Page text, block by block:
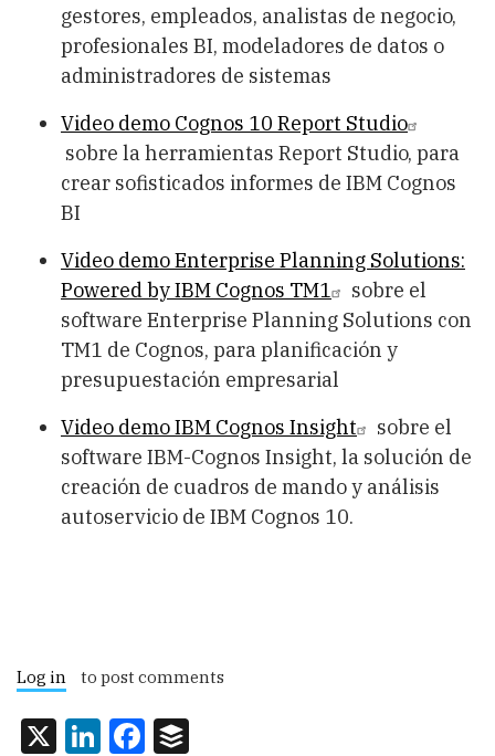
gestores, empleados, analistas de negocio,
profesionales BI, modeladores de datos o
administradores de sistemas
Video demo Cognos 10 Report Studio
sobre la herramientas Report Studio, para
crear sofisticados informes de IBM Cognos
BI
Video demo Enterprise Planning Solutions:
Powered by IBM Cognos TM1
sobre el
software Enterprise Planning Solutions con
TM1 de Cognos, para planificación y
presupuestación empresarial
Video demo IBM Cognos Insight
sobre el
software IBM-Cognos Insight, la solución de
creación de cuadros de mando y análisis
autoservicio de IBM Cognos 10.
Log in to post comments
X LinkedIn
Facebook